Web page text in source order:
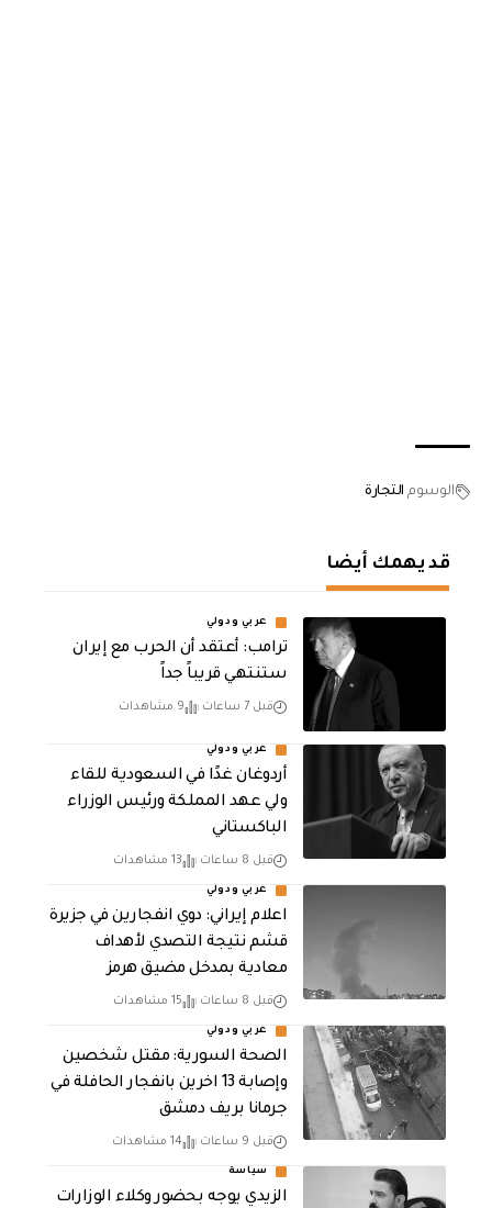
الوسوم التجارة
قد يهمك أيضا
عربي ودولي
‏ترامب: أعتقد أن الحرب مع إيران
ستنتهي قريباً جداً
قبل 7 ساعات 9 مشاهدات
عربي ودولي
أردوغان غدًا في السعودية للقاء
ولي عهد المملكة ورئيس الوزراء
الباكستاني
قبل 8 ساعات 13 مشاهدات
عربي ودولي
اعلام إيراني: دوي انفجارين في جزيرة
قشم نتيجة التصدي لأهداف
معادية بمدخل مضيق هرمز
قبل 8 ساعات 15 مشاهدات
عربي ودولي
الصحة السورية: مقتل شخصين
وإصابة 13 اخرين بانفجار الحافلة في
جرمانا بريف دمشق
قبل 9 ساعات 14 مشاهدات
سياسة
الزيدي يوجه بحضور وكلاء الوزارات